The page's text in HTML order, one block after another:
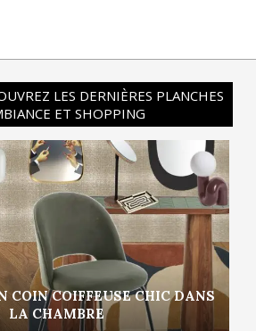
LES DERNIÈRES PLANCHES
ET SHOPPING
COIN COIFFEUSE CHIC DANS
LA CHAMBRE